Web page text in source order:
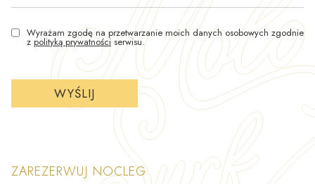
Wyrażam zgodę na przetwarzanie moich danych osobowych zgodnie
z polityką prywatności serwisu.
ZAREZERWUJ NOCLEG